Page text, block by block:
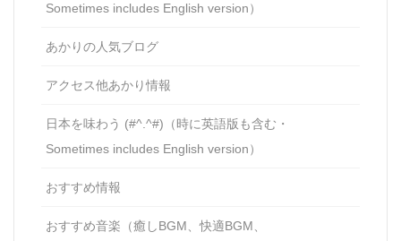
Sometimes includes English version）
あかりの人気ブログ
アクセス他あかり情報
日本を味わう (#^.^#)（時に英語版も含む・
Sometimes includes English version）
おすすめ情報
おすすめ音楽（癒しBGM、快適BGM、